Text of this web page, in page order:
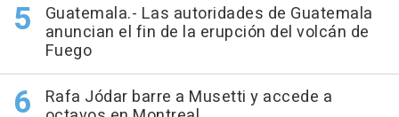
Guatemala.- Las autoridades de Guatemala
anuncian el fin de la erupción del volcán de
Fuego
Rafa Jódar barre a Musetti y accede a